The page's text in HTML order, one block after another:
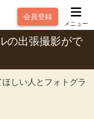
会員登録
メニュー
の出張撮影がで
しい人とフォトグラ